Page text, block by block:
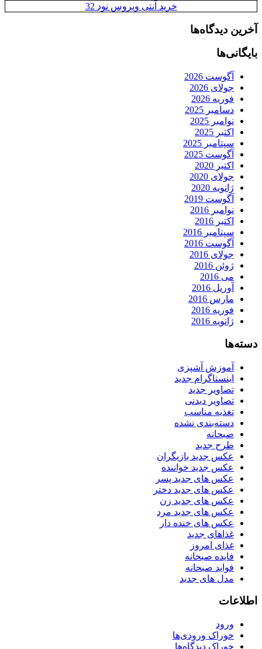
خرید آنتی ویروس نود 32
آخرین دیدگاه‌ها
بایگانی‌ها
آگوست 2026
جولای 2026
فوریه 2026
دسامبر 2025
نوامبر 2025
اکتبر 2025
سپتامبر 2025
آگوست 2025
اکتبر 2020
جولای 2020
ژانویه 2020
آگوست 2019
نوامبر 2016
اکتبر 2016
سپتامبر 2016
آگوست 2016
جولای 2016
ژوئن 2016
می 2016
آوریل 2016
مارس 2016
فوریه 2016
ژانویه 2016
دسته‌ها
آموزش آشپزی
اینستاگرام جدید
تصاویر جدید
تصاویر دیدنی
تغذیه مناسب
دسته‌بندی نشده
صبحانه
طرح جدید
عکس جدید بازیگران
عکس جدید خواننده
عکس های جدید پسر
عکس های جدید دختر
عکس های جدید زن
عکس های جدید مرد
عکس های خنده دار
غذاهای جدید
غذای امروز
فایده صبحانه
فواید صبحانه
مدل های جدید
اطلاعات
ورود
خوراک ورودی‌ها
خوراک دیدگاه‌ها